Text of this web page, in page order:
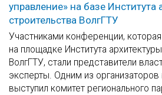
управление» на базе Института
строительства ВолгГТУ
Участниками конференции,
на площадке Института
ВолгГТУ, стали представители
эксперты. Одним из организаторов
выступил комитет регионального